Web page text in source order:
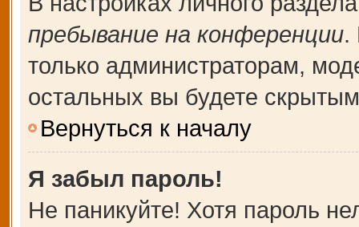
пребывание на конференции.
только администраторам,
остальных вы будете
Вернуться к началу
Я забыл пароль!
Не паникуйте! Хотя пароль